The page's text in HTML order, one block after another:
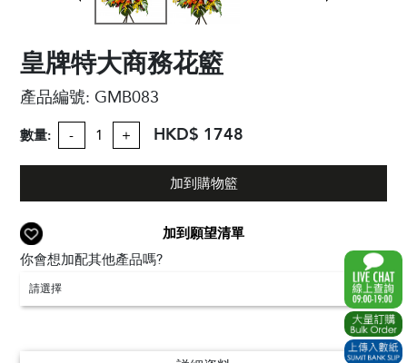
皇牌特大商務花籃
產品編號:GMB083
數量: - + HKD$ 1748
加到購物籃
加到願望清單
你會想加配其他產品嗎?
請選擇